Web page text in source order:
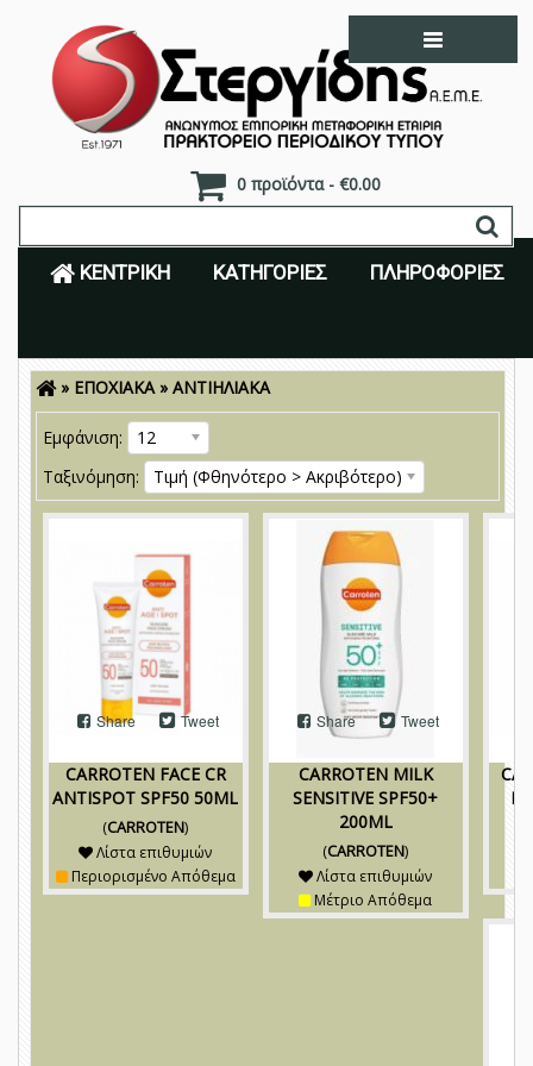
0 προϊόντα - €0.00
ΚΕΝΤΡΙΚΉ ΚΑΤΗΓΟΡΊΕΣ ΠΛΗΡΟΦΟΡΊΕΣ
Είσοδος
» ΕΠΟΧΙΑΚΑ» ΑΝΤΙΗΛΙΑΚΑ
Εμφάνιση:
12
Ταξινόμηση:
Τιμή (Φθηνότερο > Ακριβότερο)
CARROTEN FACE CR
ANTISPOT SPF50 50ML
(CARROTEN)
Share Tweet
Λίστα επιθυμιών
Περιορισμένο Απόθεμα
CARROTEN MILK
SENSITIVE SPF50+
200ML
(CARROTEN)
Share Tweet
Λίστα επιθυμιών
Μέτριο Απόθεμα